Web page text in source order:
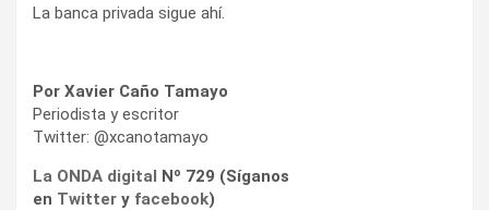
La banca privada sigue ahí.
Por Xavier Caño Tamayo
Periodista y escritor
Twitter: @xcanotamayo
La ONDA digital Nº 729 (Síganos
en Twitter y facebook)